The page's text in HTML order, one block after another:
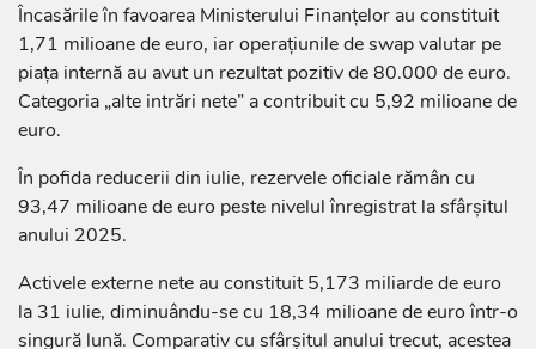
Încasările în favoarea Ministerului Finanțelor au constituit
1,71 milioane de euro, iar operațiunile de swap valutar pe
piața internă au avut un rezultat pozitiv de 80.000 de euro.
Categoria „alte intrări nete” a contribuit cu 5,92 milioane de
euro.
În pofida reducerii din iulie, rezervele oficiale rămân cu
93,47 milioane de euro peste nivelul înregistrat la sfârșitul
anului 2025.
Activele externe nete au constituit 5,173 miliarde de euro
la 31 iulie, diminuându-se cu 18,34 milioane de euro într-o
singură lună. Comparativ cu sfârșitul anului trecut, acestea